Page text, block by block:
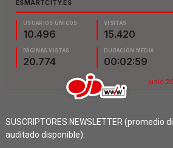
SUSCRIPTORES NEWSLETTER (promedio
auditado disponible):